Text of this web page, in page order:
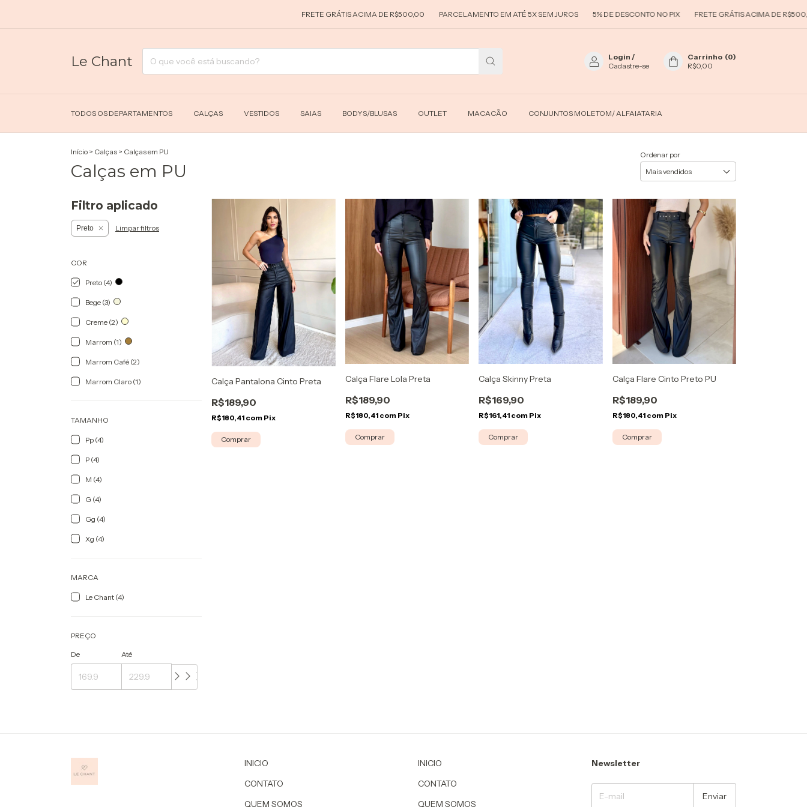
FRETE GRÁTIS ACIMA DE R$500,00 PARCELAMENTO EM ATÉ 5X SEM JUROS 5% DE DESCONTO NO PIX FRETE GRÁTIS ACIMA DE R$500,00
Le Chant Login /
Cadastre-se
Carrinho (0)
R$0,00
TODOS OS DEPARTAMENTOS CALÇAS VESTIDOS SAIAS BODYS/BLUSAS OUTLET MACACÃO CONJUNTOS MOLETOM/ ALFAIATARIA
Início > Calças > Calças em PU
Calças em PU
Ordenar por
Filtro aplicado
Preto Limpar filtros
COR
Preto (4)
Bege (3)
Creme (2)
Marrom (1)
Marrom Café (2)
Marrom Claro (1)
TAMANHO
Pp (4)
P (4)
M (4)
G (4)
Gg (4)
Xg (4)
MARCA
Le Chant (4)
PREÇO
De Até
Calça Pantalona Cinto Preta
R$189,90
R$180,41 com Pix
Comprar
Calça Flare Lola Preta
R$189,90
R$180,41 com Pix
Comprar
Calça Skinny Preta
R$169,90
R$161,41 com Pix
Comprar
Calça Flare Cinto Preto PU
R$189,90
R$180,41 com Pix
Comprar
INICIO
CONTATO
QUEM SOMOS
INICIO
CONTATO
QUEM SOMOS
Newsletter